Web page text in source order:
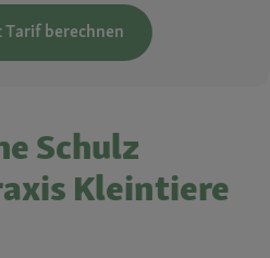
Tarif berechnen
Schulz
Kleintiere